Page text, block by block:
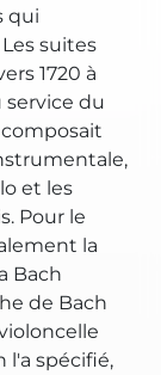
qui
suites
1720 à
service du
et les
Pour le
la
Bach
de Bach
spécifié,